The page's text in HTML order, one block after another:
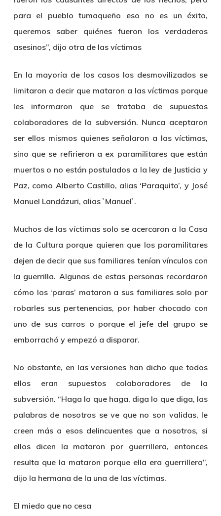
para el pueblo tumaqueño eso no es un éxito,
queremos saber quiénes fueron los verdaderos
asesinos”, dijo otra de las víctimas
En la mayoría de los casos los desmovilizados se
limitaron a decir que mataron a las víctimas porque
les informaron que se trataba de supuestos
colaboradores de la subversión. Nunca aceptaron
ser ellos mismos quienes señalaron a las víctimas,
sino que se refirieron a ex paramilitares que están
muertos o no están postulados a la ley de Justicia y
Paz, como Alberto Castillo, alias ‘Paraquito’, y José
Manuel Landázuri, alias `Manuel`.
Muchos de las víctimas solo se acercaron a la Casa
de la Cultura porque quieren que los paramilitares
dejen de decir que sus familiares tenían vínculos con
la guerrilla. Algunas de estas personas recordaron
cómo los ‘paras’ mataron a sus familiares solo por
robarles sus pertenencias, por haber chocado con
uno de sus carros o porque el jefe del grupo se
emborrachó y empezó a disparar.
No obstante, en las versiones han dicho que todos
ellos eran supuestos colaboradores de la
subversión. “Haga lo que haga, diga lo que diga, las
palabras de nosotros se ve que no son validas, le
creen más a esos delincuentes que a nosotros, si
ellos dicen la mataron por guerrillera, entonces
resulta que la mataron porque ella era guerrillera”,
dijo la hermana de la una de las víctimas.
El miedo que no cesa